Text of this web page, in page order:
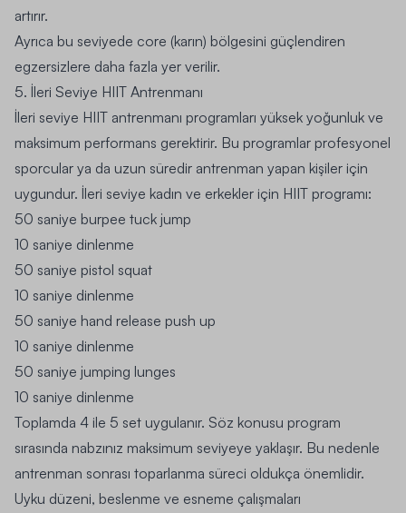
artırır.
Ayrıca bu seviyede core (karın) bölgesini güçlendiren
egzersizlere daha fazla yer verilir.
5. İleri Seviye HIIT Antrenmanı
İleri seviye HIIT antrenmanı programları yüksek yoğunluk ve
maksimum performans gerektirir. Bu programlar profesyonel
sporcular ya da uzun süredir antrenman yapan kişiler için
uygundur. İleri seviye kadın ve erkekler için HIIT programı:
50 saniye burpee tuck jump
10 saniye dinlenme
50 saniye pistol squat
10 saniye dinlenme
50 saniye hand release push up
10 saniye dinlenme
50 saniye jumping lunges
10 saniye dinlenme
Toplamda 4 ile 5 set uygulanır. Söz konusu program
sırasında nabzınız maksimum seviyeye yaklaşır. Bu nedenle
antrenman sonrası toparlanma süreci oldukça önemlidir.
Uyku düzeni, beslenme ve esneme çalışmaları